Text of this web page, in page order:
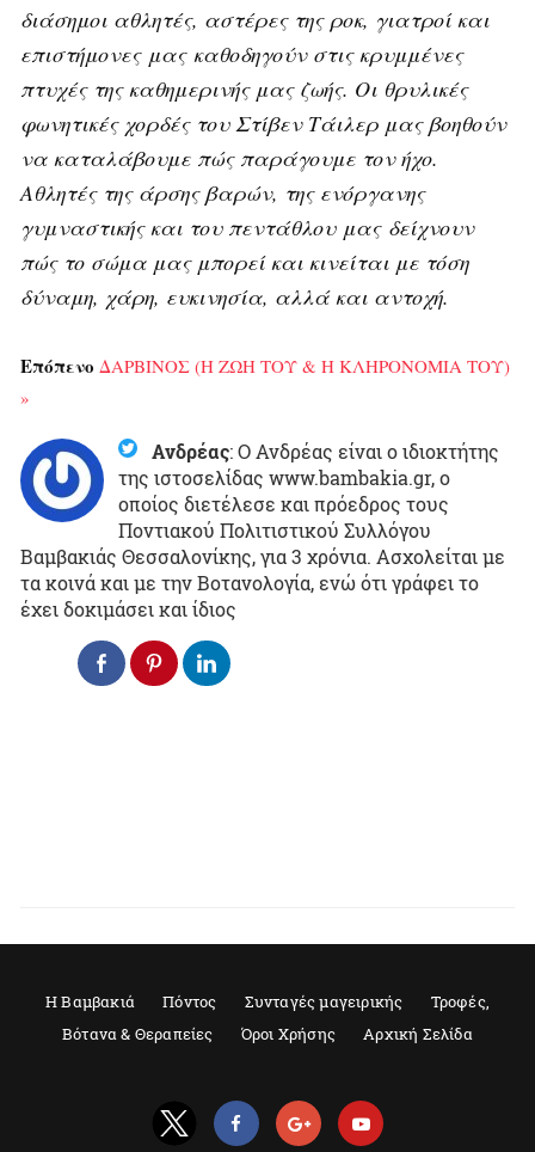
διάσημοι αθλητές, αστέρες της ροκ, γιατροί και
επιστήμονες μας καθοδηγούν στις κρυμμένες
πτυχές της καθημερινής μας ζωής. Οι θρυλικές
φωνητικές χορδές του Στίβεν Τάιλερ μας βοηθούν
να καταλάβουμε πώς παράγουμε τον ήχο.
Αθλητές της άρσης βαρών, της ενόργανης
γυμναστικής και του πεντάθλου μας δείχνουν
πώς το σώμα μας μπορεί και κινείται με τόση
δύναμη, χάρη, ευκινησία, αλλά και αντοχή.
Επόπενο ΔΑΡΒΙΝΟΣ (Η ΖΩΗ ΤΟΥ & Η ΚΛΗΡΟΝΟΜΙΑ ΤΟΥ)
»
Ανδρέας:Ο Ανδρέας είναι ο ιδιοκτήτης
της ιστοσελίδας www.bambakia.gr, ο
οποίος διετέλεσε και πρόεδρος τους
Ποντιακού Πολιτιστικού Συλλόγου
Βαμβακιάς Θεσσαλονίκης, για 3 χρόνια. Ασχολείται με
τα κοινά και με την Βοτανολογία, ενώ ότι γράφει το
έχει δοκιμάσει και ίδιος
Η Βαμβακιά Πόντος Συνταγές μαγειρικής
Τροφές,
Βότανα & Θεραπείες
Όροι Χρήσης Αρχική Σελίδα